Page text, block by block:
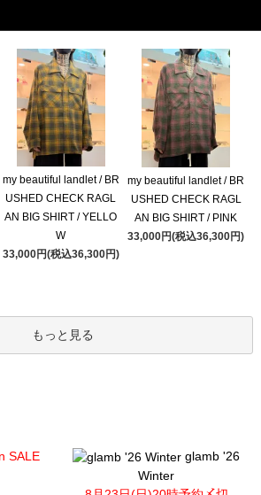
my beautiful landlet / BR
USHED CHECK RAGL
AN BIG SHIRT / YELLO
W
33,000円(税込36,300円)
my beautiful landlet / BR
USHED CHECK RAGL
AN BIG SHIRT / PINK
33,000円(税込36,300円)
もっと見る
SALE
glamb '26
Winter